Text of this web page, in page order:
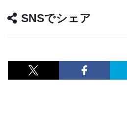
SNSでシェア